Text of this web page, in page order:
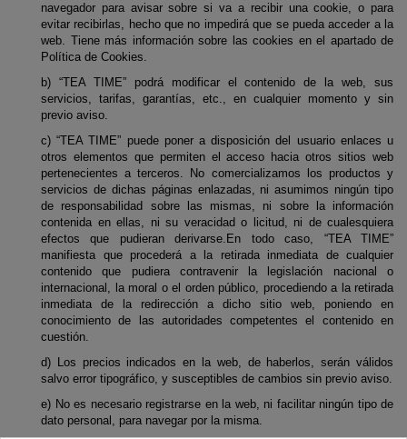
navegador para avisar sobre si va a recibir una cookie, o para
evitar recibirlas, hecho que no impedirá que se pueda acceder a la
web. Tiene más información sobre las cookies en el apartado de
Política de Cookies.
b) “TEA TIME” podrá modificar el contenido de la web, sus
servicios, tarifas, garantías, etc., en cualquier momento y sin
previo aviso.
c) “TEA TIME” puede poner a disposición del usuario enlaces u
otros elementos que permiten el acceso hacia otros sitios web
pertenecientes a terceros. No comercializamos los productos y
servicios de dichas páginas enlazadas, ni asumimos ningún tipo
de responsabilidad sobre las mismas, ni sobre la información
contenida en ellas, ni su veracidad o licitud, ni de cualesquiera
efectos que pudieran derivarse.En todo caso, “TEA TIME”
manifiesta que procederá a la retirada inmediata de cualquier
contenido que pudiera contravenir la legislación nacional o
internacional, la moral o el orden público, procediendo a la retirada
inmediata de la redirección a dicho sitio web, poniendo en
conocimiento de las autoridades competentes el contenido en
cuestión.
d) Los precios indicados en la web, de haberlos, serán válidos
salvo error tipográfico, y susceptibles de cambios sin previo aviso.
e) No es necesario registrarse en la web, ni facilitar ningún tipo de
dato personal, para navegar por la misma.